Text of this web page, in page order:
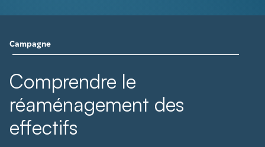
Campagne
Comprendre le
réaménagement des
effectifs